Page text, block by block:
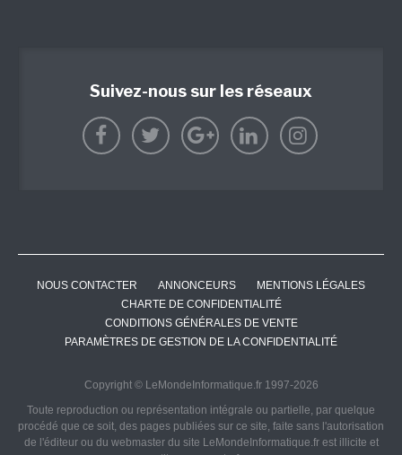
Suivez-nous sur les réseaux
NOUS CONTACTER ANNONCEURS
MENTIONS LÉGALES
CHARTE DE CONFIDENTIALITÉ
CONDITIONS GÉNÉRALES DE VENTE
PARAMÈTRES DE GESTION DE LA CONFIDENTIALITÉ
Copyright © LeMondeInformatique.fr 1997-2026
Toute reproduction ou représentation intégrale ou partielle, par quelque
procédé que ce soit, des pages publiées sur ce site, faite sans l'autorisation
de l'éditeur ou du webmaster du site LeMondeInformatique.fr est illicite et